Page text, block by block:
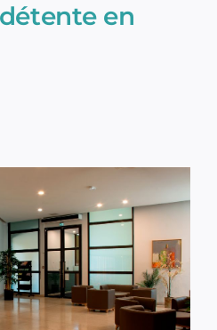
en